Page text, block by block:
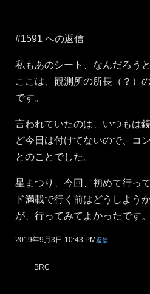
#1591 への返信
私もあのシート、なんだろう
ここは、観測所の所長（？）
です。
言われていたのは、いつもは
ど今日は付けてないので、コ
とのことでした。
星まつり、今回、初めて行っ
ド満載で行く前はどうしよう
が、行ってみてよかったです。
2019年9月3日 10:43 PM返信
BRC